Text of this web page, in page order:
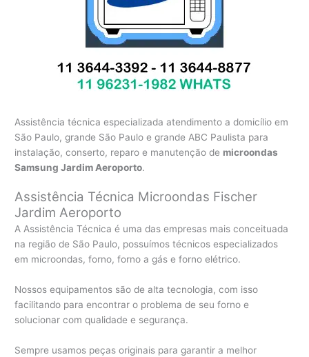
Assistência técnica especializada atendimento a domicílio em
São Paulo, grande São Paulo e grande ABC Paulista para
instalação, conserto, reparo e manutenção de microondas
Samsung Jardim Aeroporto.
Assistência Técnica Microondas Fischer
Jardim Aeroporto
A Assistência Técnica é uma das empresas mais conceituada
na região de São Paulo, possuímos técnicos especializados
em microondas, forno, forno a gás e forno elétrico.
Nossos equipamentos são de alta tecnologia, com isso
facilitando para encontrar o problema de seu forno e
solucionar com qualidade e segurança.
Sempre usamos peças originais para garantir a melhor